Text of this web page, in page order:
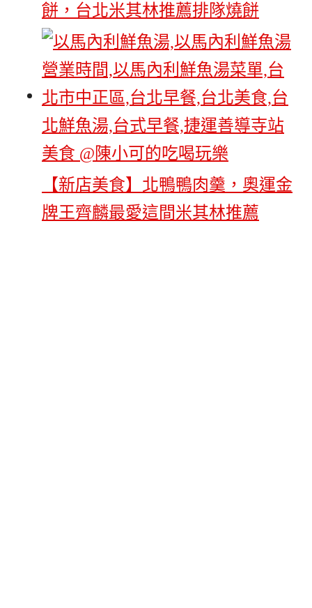
餅，台北米其林推薦排隊燒餅
【新店美食】北鴨鴨肉羹，奧運金
牌王齊麟最愛這間米其林推薦